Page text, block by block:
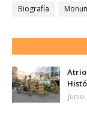
Biografía
Atrio
junio